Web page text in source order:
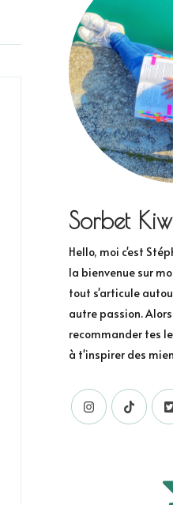
Sorbet
Hello, moi c'est
la bienvenue sur
tout s'articule
autre passion.
recommander tes
à t'inspirer des